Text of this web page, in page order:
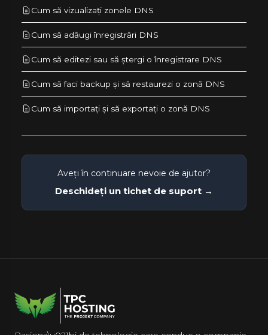
Cum să vizualizați zonele DNS
Cum să adăugi înregistrări DNS
Cum să editezi sau să ștergi o înregistrare DNS
Cum să faci backup și să restaurezi o zonă DNS
Cum să importați și să exportați o zonă DNS
Aveți în continuare nevoie de ajutor?
Deschideți un tichet de suport →